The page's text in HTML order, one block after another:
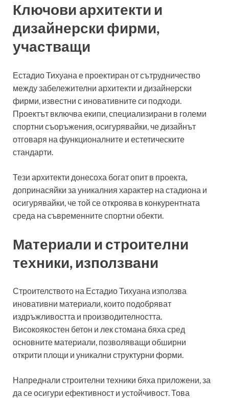
Ключови архитекти и
дизайнерски фирми,
участващи
Естадио Тихуана е проектиран от сътрудничество
между забележителни архитекти и дизайнерски
фирми, известни с иновативните си подходи.
Проектът включва екипи, специализирани в големи
спортни съоръжения, осигурявайки, че дизайнът
отговаря на функционалните и естетическите
стандарти.
Тези архитекти донесоха богат опит в проекта,
допринасяйки за уникалния характер на стадиона и
осигурявайки, че той се откроява в конкурентната
среда на съвременните спортни обекти.
Материали и строителни
техники, използвани
Строителството на Естадио Тихуана използва
иновативни материали, които подобряват
издръжливостта и производителността.
Високоякостен бетон и лек стомана бяха сред
основните материали, позволяващи обширни
открити площи и уникални структурни форми.
Напреднали строителни техники бяха приложени, за
да се осигури ефективност и устойчивост. Това